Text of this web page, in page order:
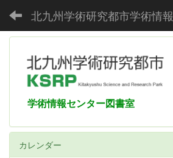
学術情報センター図書室
カレンダー